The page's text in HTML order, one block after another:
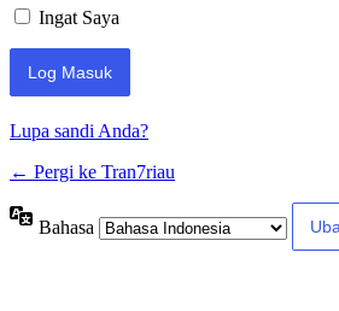
Ingat Saya
Lupa sandi Anda?
← Pergi ke Tran7riau
Bahasa